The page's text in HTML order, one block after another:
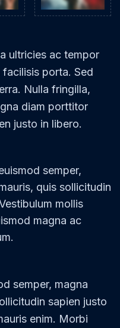
ultricies ac tempor
porta. Sed
Nulla fringilla,
diam porttitor
justo in libero.
semper,
quis sollicitudin
mollis
magna ac
semper, magna
sapien justo
enim. Morbi